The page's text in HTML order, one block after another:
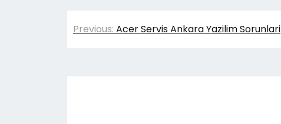
Yazı
Previous: Acer Servis Ankara Yazilim Sorunlari